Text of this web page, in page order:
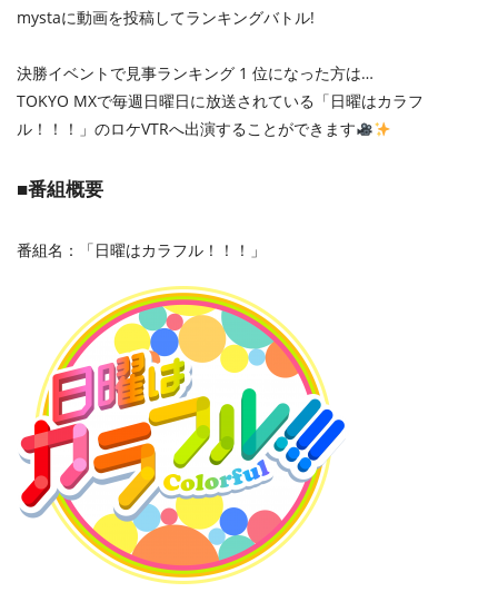
mystaに動画を投稿してランキングバトル!
決勝イベントで見事ランキング 1 位になった方は…
TOKYO MXで毎週日曜日に放送されている「日曜はカラフ
ル！！！」のロケVTRへ出演することができます
■番組概要
番組名：「日曜はカラフル！！！」